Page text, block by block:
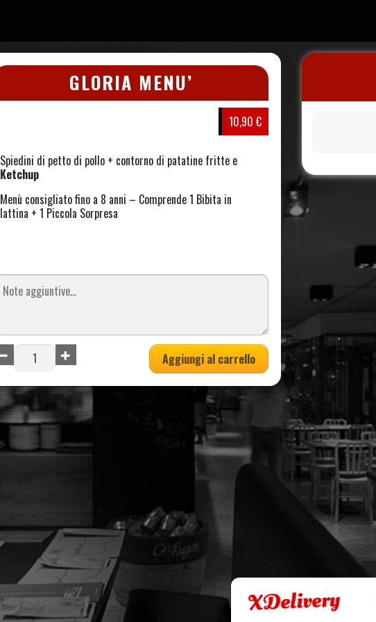
GLORIA MENU’
10,90 €
Spiedini di petto di pollo + contorno di patatine fritte e
Ketchup
Menù consigliato fino a 8 anni – Comprende 1 Bibita in
lattina + 1 Piccola Sorpresa
Aggiungi al carrello